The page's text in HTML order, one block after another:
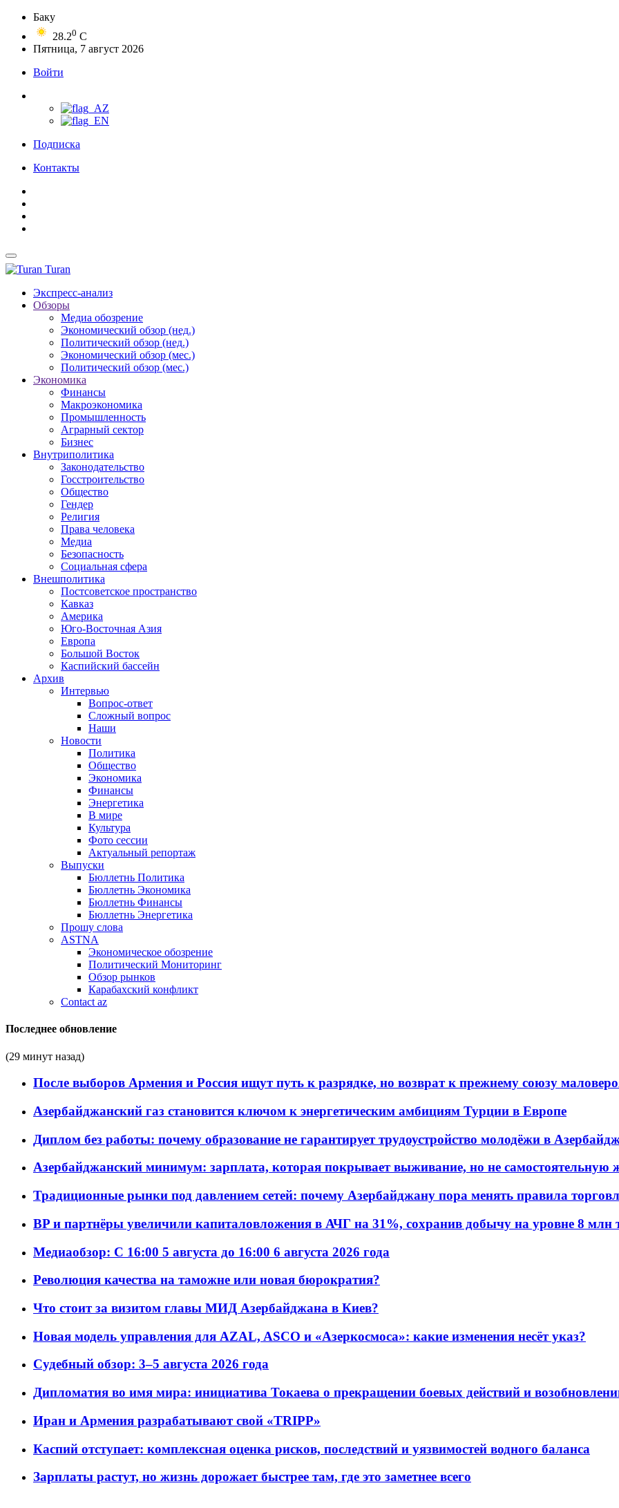
Баку
28.20 C
Пятница, 7 август 2026
Войти
Подписка
Контакты
Turan
Экспресс-анализ
Обзоры
Медиа обозрение
Экономический обзор (нед.)
Политический обзор (нед.)
Экономический обзор (мес.)
Политический обзор (мес.)
Экономика
Финансы
Макроэкономика
Промышленность
Аграрный сектор
Бизнес
Внутриполитика
Законодательство
Госстроительство
Общество
Гендер
Религия
Права человека
Медиа
Безопасность
Социальная сфера
Внешполитика
Постсоветское пространство
Кавказ
Америка
Юго-Восточная Азия
Европа
Большой Восток
Каспийский бассейн
Архив
Интервью
Вопрос-ответ
Сложный вопрос
Наши
Новости
Политика
Общество
Экономика
Финансы
Энергетика
В мире
Культура
Фото сессии
Актуальный репортаж
Выпуски
Бюллетнь Политика
Бюллетнь Экономика
Бюллетнь Финансы
Бюллетнь Энергетика
Прошу слова
ASTNA
Экономическое обозрение
Политический Мониторинг
Обзор рынков
Карабахский конфликт
Contact az
Последнее обновление
(29 минут назад)
После выборов Армения и Россия ищут путь к разрядке, но возврат к прежнему союзу
Азербайджанский газ становится ключом к энергетическим амбициям Турции в Европе
Диплом без работы: почему образование не гарантирует трудоустройство молодёжи в
Азербайджанский минимум: зарплата, которая покрывает выживание, но не самостоятельную
Традиционные рынки под давлением сетей: почему Азербайджану пора менять правила
BP и партнёры увеличили капиталовложения в АЧГ на 31%, сохранив добычу на уровне 8 млн
Медиаобзор: С 16:00 5 августа до 16:00 6 августа 2026 года
Революция качества на таможне или новая бюрократия?
Что стоит за визитом главы МИД Азербайджана в Киев?
Новая модель управления для AZAL, ASCO и «Азеркосмоса»: какие изменения несёт указ?
Судебный обзор: 3–5 августа 2026 года
Дипломатия во имя мира: инициатива Токаева о прекращении боевых действий и
Иран и Армения разрабатывают свой «TRIPP»
Каспий отступает: комплексная оценка рисков, последствий и уязвимостей водного баланса
Зарплаты растут, но жизнь дорожает быстрее там, где это заметнее всего